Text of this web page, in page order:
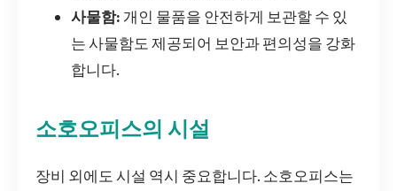
사물함: 개인 물품을 안전하게 보관할 수 있
는 사물함도 제공되어 보안과 편의성을 강화
합니다.
소호오피스의 시설
장비 외에도 시설 역시 중요합니다. 소호오피스는